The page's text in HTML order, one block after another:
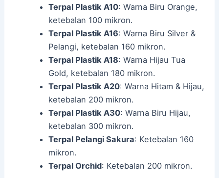
Terpal Plastik A10: Warna Biru Orange,
ketebalan 100 mikron.
Terpal Plastik A16: Warna Biru Silver &
Pelangi, ketebalan 160 mikron.
Terpal Plastik A18: Warna Hijau Tua
Gold, ketebalan 180 mikron.
Terpal Plastik A20: Warna Hitam & Hijau,
ketebalan 200 mikron.
Terpal Plastik A30: Warna Biru Hijau,
ketebalan 300 mikron.
Terpal Pelangi Sakura: Ketebalan 160
mikron.
Terpal Orchid: Ketebalan 200 mikron.